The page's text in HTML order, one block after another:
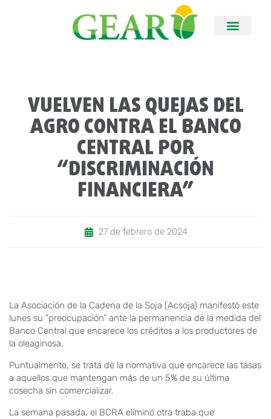
VUELVEN LAS QUEJAS DEL
AGRO CONTRA EL BANCO
CENTRAL POR
“DISCRIMINACIÓN
FINANCIERA”
27 de febrero de 2024
La Asociación de la Cadena de la Soja (Acsoja) manifestó este
lunes su “preocupación” ante la permanencia de la medida del
Banco Central que encarece los créditos a los productores de
la oleaginosa.
Puntualmente, se trata de la normativa que encarece las tasas
a aquellos que mantengan más de un 5% de su última
cosecha sin comercializar.
La semana pasada, el BCRA eliminó otra traba que